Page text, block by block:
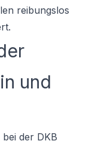
reibungslos
und
der DKB